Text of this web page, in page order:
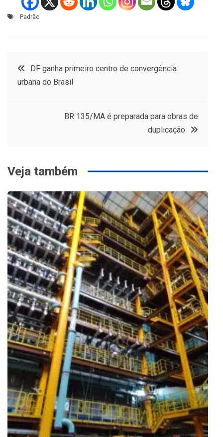
Padrão
Navegação
DF ganha primeiro centro de convergência
urbana do Brasil
BR 135/MA é preparada para obras de
duplicação
Veja também